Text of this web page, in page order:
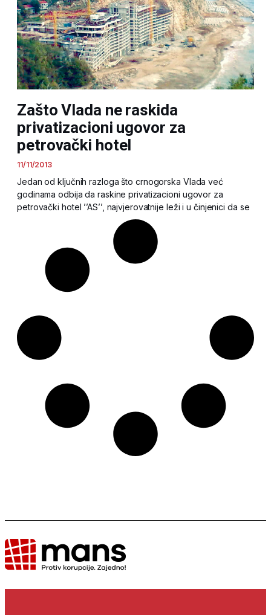
Zašto Vlada ne raskida
privatizacioni ugovor za
petrovački hotel
11/11/2013
Jedan od ključnih razloga što crnogorska Vlada već
godinama odbija da raskine privatizacioni ugovor za
petrovački hotel ’’AS’’, najvjerovatnije leži i u činjenici da se